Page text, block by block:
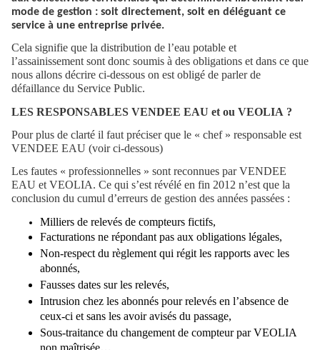
mode de gestion : soit directement, soit en déléguant ce
service à une entreprise privée.
Cela signifie que la distribution de l’eau potable et
l’assainissement sont donc soumis à des obligations et dans ce que
nous allons décrire ci-dessous on est obligé de parler de
défaillance du Service Public.
LES RESPONSABLES VENDEE EAU et ou VEOLIA ?
Pour plus de clarté il faut préciser que le « chef » responsable est
VENDEE EAU (voir ci-dessous)
Les fautes « professionnelles » sont reconnues par VENDEE
EAU et VEOLIA. Ce qui s’est révélé en fin 2012 n’est que la
conclusion du cumul d’erreurs de gestion des années passées :
Milliers de relevés de compteurs fictifs,
Facturations ne répondant pas aux obligations légales,
Non-respect du règlement qui régit les rapports avec les
abonnés,
Fausses dates sur les relevés,
Intrusion chez les abonnés pour relevés en l’absence de
ceux-ci et sans les avoir avisés du passage,
Sous-traitance du changement de compteur par VEOLIA